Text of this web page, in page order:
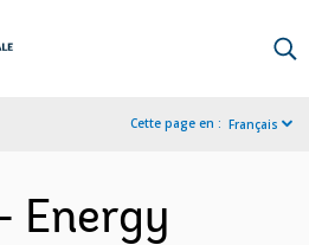
Cette page en : Français
Energy